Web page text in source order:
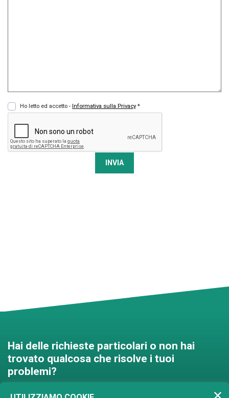
Ho letto ed accetto - Informativa sulla Privacy *
INVIA
Hai delle richieste particolari o non hai
trovato qualcosa che risolve i tuoi
problemi?